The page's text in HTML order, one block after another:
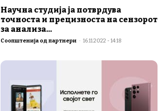
Научна студија ја потврдува
точноста и прецизноста на сензорот
за анализа...
Соопштенија од партнери - 16.11.2022 - 14:18